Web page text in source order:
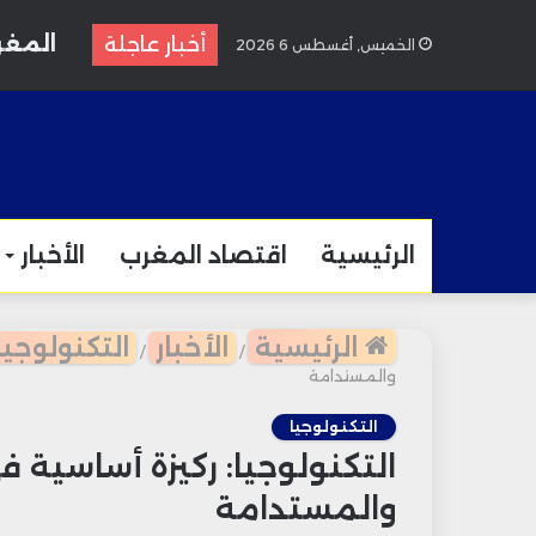
الخميس, أغسطس 6 2026 أخبار عاجلة
الرئيسية اقتصاد المغرب الأخبار
الرئيسية / الأخبار / التكنولوجيا
والمستدامة
التكنولوجيا
التكنولوجيا: ركيزة
والمستدامة